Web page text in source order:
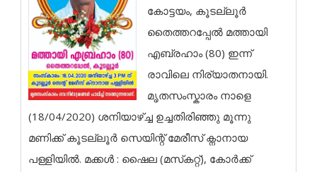
കോട്ടയം, കൂടല്ലൂർ
തൈത്തറപ്പേൽ മത്തായി
എബ്രഹാം (80) ഇന്ന്
രാവിലെ നിര്യാതനായി.
മൃതസംസ്കാരം നാളെ
(18/04/2020) ശനിയാഴ്ച്ച ഉച്ചതിരിഞ്ഞു മൂന്നു
മണിക്ക് കൂടല്ലൂർ സെയിന്റ് മേരീസ് ക്നാനായ
പള്ളിയിൽ. മക്കൾ : ഷൈല (മസ്‌കറ്റ്), കോർക്ക്